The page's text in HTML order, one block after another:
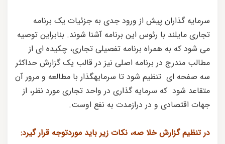
سرمایه گذاران پیش از ورود جدی به جزئیات یک برنامه
تجاری مایلند با رئوس این برنامه آشنا شوند. بنابراین توصیه
می شود که به همراه برنامه تفصیلی تجاری، چکیده ای از
مطالب مندرج در برنامه اصلی نیز در قالب یک گزارش حداکثر
سه صفحه ای تنظیم شود تا سرمایهگذار با مطالعه و مرور آن
متقاعد شود که سرمایه گذاری در واحد تجاری مورد نظر، از
جهات اقتصادی و در درازمدت به نفع اوست.
در تنظیم گزارش خلا صه، نکات زیر باید موردتوجه قرار گیرد: